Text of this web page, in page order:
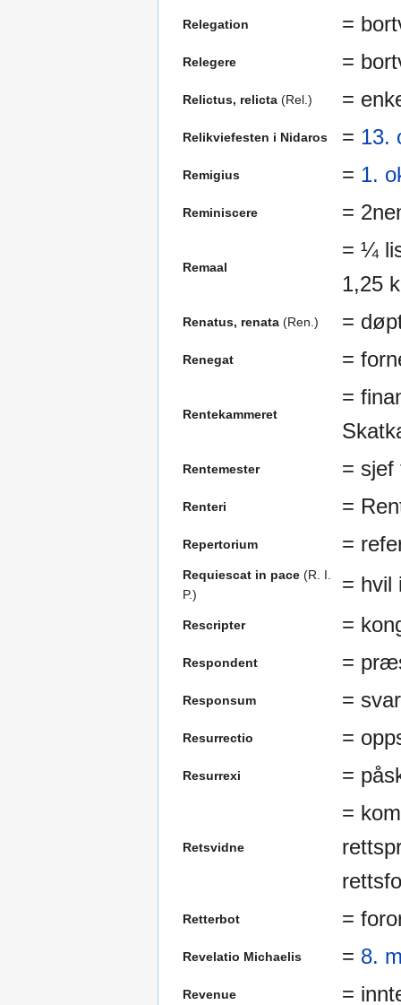
Relegation =
Relegere =
Relictus, relicta (Rel.) =
Relikviefesten i Nidaros = 13.
Remigius = 1.
Reminiscere =
Remaal
= ¼
1,25
Renatus, renata (Ren.) =
Renegat =
Rentekammeret
=
Rentemester = sjef
Renteri =
Repertorium =
Requiescat in pace (R. I.
P.)
= hvil
Rescripter =
Respondent =
Responsum =
Resurrectio =
Resurrexi =
Retsvidne
=
Retterbot =
Revelatio Michaelis = 8.
Revenue =